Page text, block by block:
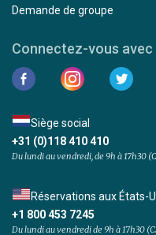
Demande de groupe
Connectez-vous avec
Siège social
+31 (0)118 410 410
Du lundi au vendredi, de 9h à 17h30
Réservations aux États-
+1 800 453 7245
Du lundi au vendredi de 9h à 17h30